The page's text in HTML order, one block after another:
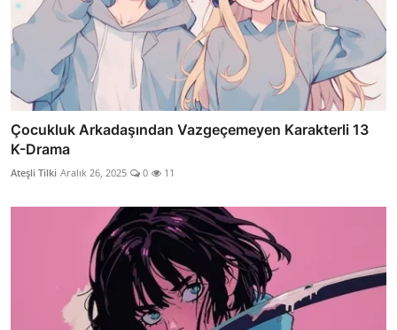
Çocukluk Arkadaşından Vazgeçemeyen Karakterli 13
K-Drama
Ateşli Tilki Aralık 26, 2025 0 11